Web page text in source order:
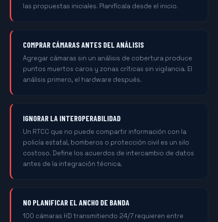
las propuestas iniciales. Planifícala desde el inicio.
COMPRAR CÁMARAS ANTES DEL ANÁLISIS
Agregar cámaras sin un análisis de cobertura produce
puntos muertos caros y zonas críticas sin vigilancia. El
análisis primero, el hardware después.
IGNORAR LA INTEROPERABILIDAD
Un RTCC que no puede compartir información con la
policía estatal, bomberos o protección civil es un silo
costoso. Define los acuerdos de intercambio de datos
antes de la integración técnica.
NO PLANIFICAR EL ANCHO DE BANDA
100 cámaras HD transmitiendo 24/7 requieren entre